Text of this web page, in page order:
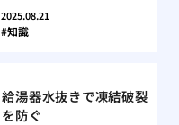
2025.08.21
知識
給湯器水抜きで凍結破裂
を防ぐ